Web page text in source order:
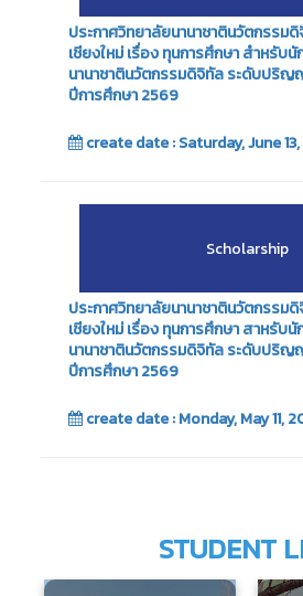
ประกาศวิทยาลัยนานาชาตินวัตกรรม
เชียงใหม่ เรื่อง ทุนการศึกษา สำหรับ
นานาชาตินวัตกรรมดิจิทัล ระดับปริญ
ปีการศึกษา 2569
create date : Saturday, June
Scholarship
ประกาศวิทยาลัยนานาชาตินวัตกรรม
เชียงใหม่ เรื่อง ทุนการศึกษา สาหรับ
นานาชาตินวัตกรรมดิจิทัล ระดับปริญ
ปีการศึกษา 2569
create date : Monday, May 11,
STUDENT